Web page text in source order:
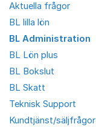
Aktuella frågor
BL lilla lön
BL Administration
BL Lön plus
BL Bokslut
BL Skatt
Teknisk Support
Kundtjänst/säljfrågor